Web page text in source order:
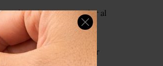
audiencia a comprender al
de tener la mejor